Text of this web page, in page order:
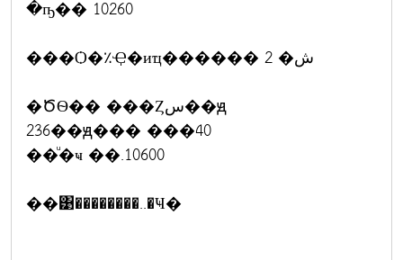
�ҧ�� 10260
���Ѻ�٪Ҿ�иҵ������ 2 �ش
�ԾѲ�� ���Ȥس��ԭ
236��ԭ��� ���40
��ͧ�ҹ ��.10600
��͹��������..�Ҹ�